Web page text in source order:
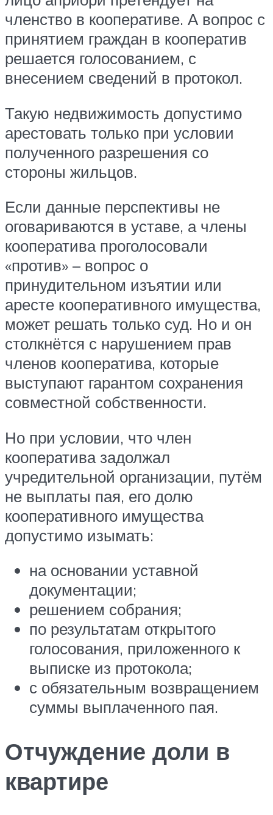
членство в кооперативе. А вопрос с
принятием граждан в кооператив
решается голосованием, с
внесением сведений в протокол.
Такую недвижимость допустимо
арестовать только при условии
полученного разрешения со
стороны жильцов.
Если данные перспективы не
оговариваются в уставе, а члены
кооператива проголосовали
«против» – вопрос о
принудительном изъятии или
аресте кооперативного имущества,
может решать только суд. Но и он
столкнётся с нарушением прав
членов кооператива, которые
выступают гарантом сохранения
совместной собственности.
Но при условии, что член
кооператива задолжал
учредительной организации, путём
не выплаты пая, его долю
кооперативного имущества
допустимо изымать:
на основании уставной
документации;
решением собрания;
по результатам открытого
голосования, приложенного к
выписке из протокола;
с обязательным возвращением
суммы выплаченного пая.
Отчуждение доли в
квартире